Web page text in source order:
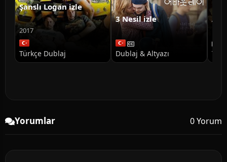
Şanslı Logan izle
2017
Türkçe Dublaj
3 Nesil izle
Dublaj & Altyazı
Yorumlar 0 Yorum